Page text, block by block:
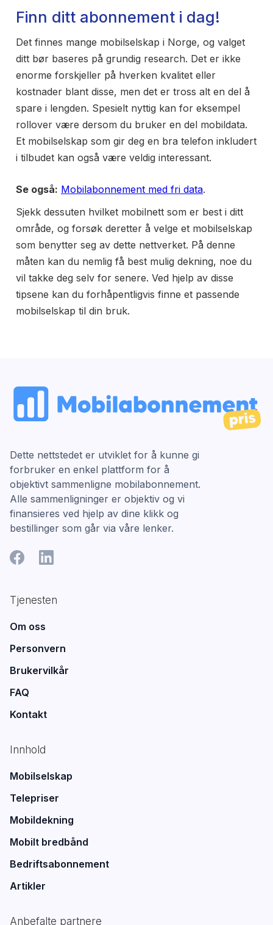
Finn ditt abonnement i dag!
Det finnes mange mobilselskap i Norge, og valget
ditt bør baseres på grundig research. Det er ikke
enorme forskjeller på hverken kvalitet eller
kostnader blant disse, men det er tross alt en del å
spare i lengden. Spesielt nyttig kan for eksempel
rollover være dersom du bruker en del mobildata.
Et mobilselskap som gir deg en bra telefon inkludert
i tilbudet kan også være veldig interessant.
Se også: Mobilabonnement med fri data.
Sjekk dessuten hvilket mobilnett som er best i ditt
område, og forsøk deretter å velge et mobilselskap
som benytter seg av dette nettverket. På denne
måten kan du nemlig få best mulig dekning, noe du
vil takke deg selv for senere. Ved hjelp av disse
tipsene kan du forhåpentligvis finne et passende
mobilselskap til din bruk.
Dette nettstedet er utviklet for å kunne gi
forbruker en enkel plattform for å
objektivt sammenligne mobilabonnement.
Alle sammenligninger er objektiv og vi
finansieres ved hjelp av dine klikk og
bestillinger som går via våre lenker.
Tjenesten
Om oss
Personvern
Brukervilkår
FAQ
Kontakt
Innhold
Mobilselskap
Telepriser
Mobildekning
Mobilt bredbånd
Bedriftsabonnement
Artikler
Anbefalte partnere